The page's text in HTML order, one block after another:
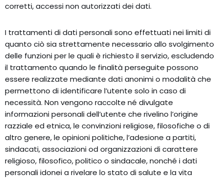
corretti, accessi non autorizzati dei dati.
I trattamenti di dati personali sono effettuati nei limiti di
quanto ciò sia strettamente necessario allo svolgimento
delle funzioni per le quali è richiesto il servizio, escludendo
il trattamento quando le finalità perseguite possono
essere realizzate mediante dati anonimi o modalità che
permettono di identificare l’utente solo in caso di
necessità. Non vengono raccolte né divulgate
informazioni personali dell’utente che rivelino l’origine
razziale ed etnica, le convinzioni religiose, filosofiche o di
altro genere, le opinioni politiche, l’adesione a partiti,
sindacati, associazioni od organizzazioni di carattere
religioso, filosofico, politico o sindacale, nonché i dati
personali idonei a rivelare lo stato di salute e la vita